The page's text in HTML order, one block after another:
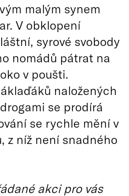
malým synem
V obklopení
syrové svobody
nomádů pátrat na
v poušti.
naložených
se prodírá
se rychle mění v
z níž není snadného
akci pro vás